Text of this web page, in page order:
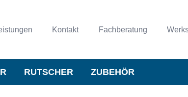
Kontakt Fachberatung
RUTSCHER ZUBEHÖR